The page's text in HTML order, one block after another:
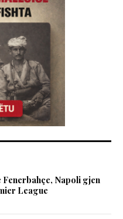
Napoli gjen
League